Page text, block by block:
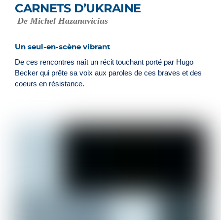
CARNETS D’UKRAINE
De Michel Hazanavicius
Un seul-en-scène vibrant
De ces rencontres naît un récit touchant porté par Hugo
Becker qui prête sa voix aux paroles de ces braves et des
coeurs en résistance.